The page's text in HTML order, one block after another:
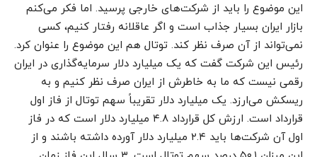
این موضوع را باید از شرکت‌های خارجی پرسید. اما فکر می‌کنم
بازار ایران بسیار جذاب است و اگر عاقلانه رفتار کنیم، کسی
نمی‌تواند از آن صرف نظر کند. توتال هم این موضوع را عنوان کرد.
رئیس این شرکت گفت که یک میلیارد دلار سرمایه‌گذاری در ایران
رقمی نیست که ما به خاطرش از ایران صرف نظر کنیم و به
ریسکش می‌ارزد. یک میلیارد دلار تقریباً سهم توتال از فاز اول
قرارداد است. ارزش کل قرارداد ۴.۸ میلیارد دلار است که در فاز
اول آن شرکت‌ها باید ۲.۴ میلیارد دلار آورده داشته باشند و از